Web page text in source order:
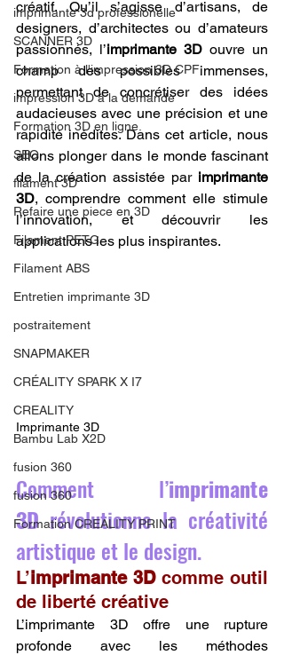
imprimante 3d professionelle
SCANNER 3D
Formation à l'impression 3D CPF
impression 3D à la demande
Formation 3D en ligne.
SEO
filament 3D
Refaire une piece en 3D
Filament PETG
Filament ABS
Entretien imprimante 3D
postraitement
SNAPMAKER
CRÉALITY SPARK X I7
CREALITY
Bambu Lab X2D
fusion 360
fusion 360
Formation CREALITY PRINT
créatif. Qu’il s’agisse d’artisans, de
designers, d’architectes ou d’amateurs
passionnés, l’imprimante 3D ouvre un
champ des possibles immenses,
permettant de concrétiser des idées
audacieuses avec une précision et une
rapidité inédites. Dans cet article, nous
allons plonger dans le monde fascinant
de la création assistée par imprimante
3D, comprendre comment elle stimule
l’innovation, et découvrir les
applications les plus inspirantes.
Imprimante 3D
Comment l’imprimante
3D révolutionne la créativité
artistique et le design.
L’imprimante 3D comme outil
de liberté créative
L’imprimante 3D offre une rupture
profonde avec les méthodes